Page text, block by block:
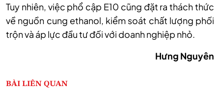
Tuy nhiên, việc phổ cập E10 cũng đặt ra thách thức
về nguồn cung ethanol, kiểm soát chất lượng phối
trộn và áp lực đầu tư đối với doanh nghiệp nhỏ.
Hưng Nguyên
BÀI LIÊN QUAN